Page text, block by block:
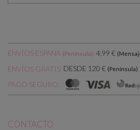
ENVÍOS ESPAÑA (Península): 4,99 €
ENVÍOS GRATIS: DESDE 120 € (Península)
PAGO SEGURO:
CONTACTO